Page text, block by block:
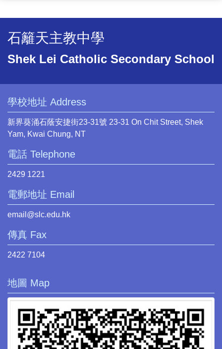
石籬天主教中學
Shek Lei Catholic Secondary School
學校地址 Address
新界葵涌石蔭安捷街23-31號 23-31 On Chit Street, Shek
Yam, Kwai Chung, NT
電話 Telephone
2429 1221
電郵地址 Email
email@slc.edu.hk
傳真 Fax
2422 7104
地圖 Map